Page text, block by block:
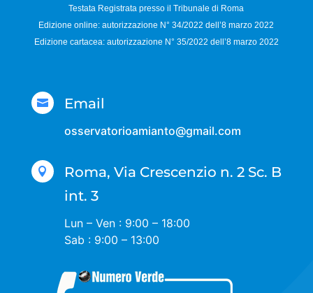
Testata Registrata presso il Tribunale di Roma
Edizione online: autorizzazione N°34/2022 dell’8 marzo 2022
Edizione cartacea: autorizzazione N° 35/2022 dell’8 marzo 2022
 Email
osservatorioamianto@gmail.com

Roma, Via Crescenzio n. 2 Sc. B
int. 3
Lun – Ven : 9:00 – 18:00
Sab : 9:00 – 13:00